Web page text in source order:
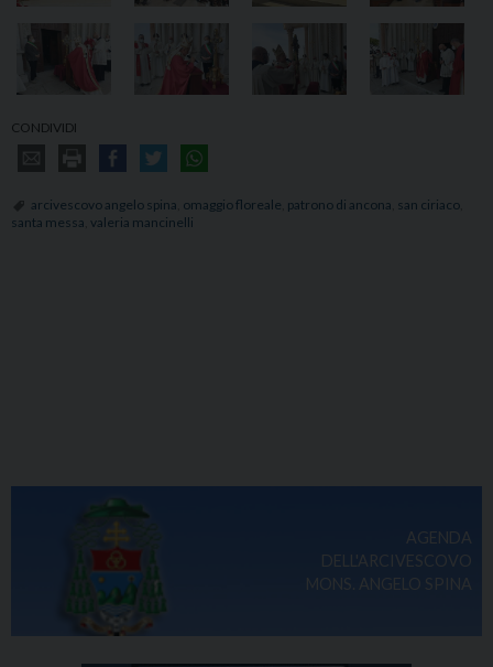
CONDIVIDI
arcivescovo angelo spina omaggio floreale patrono di ancona san ciriaco
santa messa valeria mancinelli
AGENDA
DELL'ARCIVESCOVO
MONS. ANGELO SPINA